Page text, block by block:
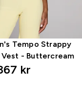
Tempo Strappy
Vest - Buttercream
kr‎